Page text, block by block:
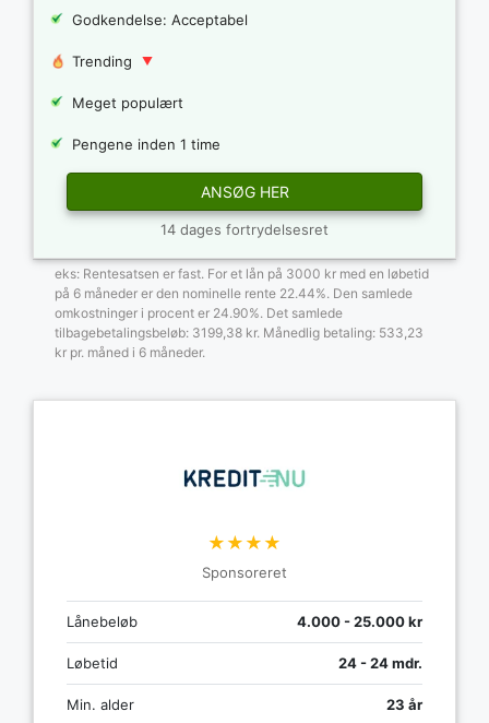
Godkendelse: Acceptabel
Trending
Meget populært
Pengene inden 1 time
ANSØG HER
14 dages fortrydelsesret
eks: Rentesatsen er fast. For et lån på 3000 kr med en løbetid
på 6 måneder er den nominelle rente 22.44%. Den samlede
omkostninger i procent er 24.90%. Det samlede
tilbagebetalingsbeløb: 3199,38 kr. Månedlig betaling: 533,23
kr pr. måned i 6 måneder.
★★★★
Sponsoreret
Lånebeløb 4.000 - 25.000 kr
Løbetid 24 - 24 mdr.
Min. alder 23 år